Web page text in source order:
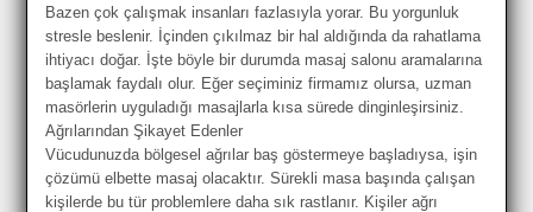
Bazen çok çalışmak insanları fazlasıyla yorar. Bu yorgunluk
stresle beslenir. İçinden çıkılmaz bir hal aldığında da rahatlama
ihtiyacı doğar. İşte böyle bir durumda masaj salonu aramalarına
başlamak faydalı olur. Eğer seçiminiz firmamız olursa, uzman
masörlerin uyguladığı masajlarla kısa sürede dinginleşirsiniz.
Ağrılarından Şikayet Edenler
Vücudunuzda bölgesel ağrılar baş göstermeye başladıysa, işin
çözümü elbette masaj olacaktır. Sürekli masa başında çalışan
kişilerde bu tür problemlere daha sık rastlanır. Kişiler ağrı